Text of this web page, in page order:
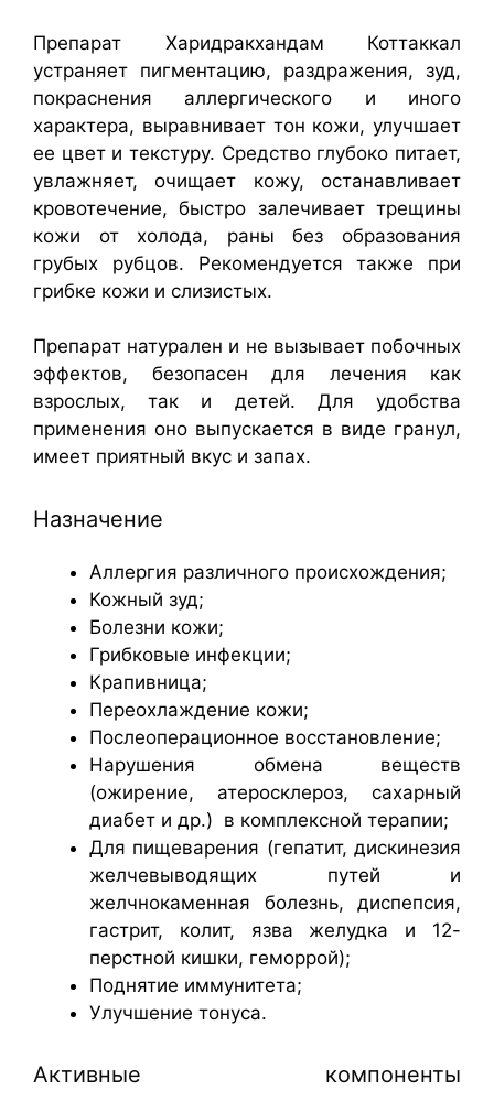
Препарат Харидракхандам Коттаккал
устраняет пигментацию, раздражения, зуд,
покраснения аллергического и иного
характера, выравнивает тон кожи, улучшает
ее цвет и текстуру. Средство глубоко питает,
увлажняет, очищает кожу, останавливает
кровотечение, быстро залечивает трещины
кожи от холода, раны без образования
грубых рубцов. Рекомендуется также при
грибке кожи и слизистых.
Препарат натурален и не вызывает побочных
эффектов, безопасен для лечения как
взрослых, так и детей. Для удобства
применения оно выпускается в виде гранул,
имеет приятный вкус и запах.
Назначение
Аллергия различного происхождения;
Кожный зуд;
Болезни кожи;
Грибковые инфекции;
Крапивница;
Переохлаждение кожи;
Послеоперационное восстановление;
Нарушения обмена веществ
(ожирение, атеросклероз, сахарный
диабет и др.) в комплексной терапии;
Для пищеварения (гепатит, дискинезия
желчевыводящих путей и
желчнокаменная болезнь, диспепсия,
гастрит, колит, язва желудка и 12-
перстной кишки, геморрой);
Поднятие иммунитета;
Улучшение тонуса.
Активные компоненты